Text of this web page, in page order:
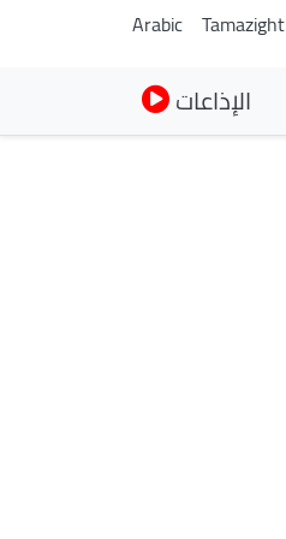
Arabic Tamazight
الإذاعات